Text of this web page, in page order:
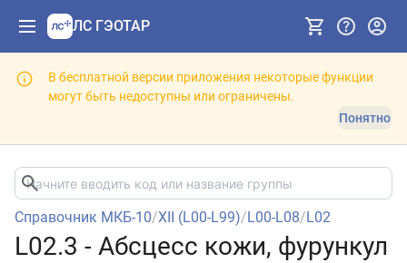
ЛС ГЭОТАР
В бесплатной версии приложения некоторые функции
могут быть недоступны или ограничены.
Понятно
Справочник МКБ-10/XII (L00-L99)/L00-L08/L02
L02.3 - Абсцесс кожи, фурункул